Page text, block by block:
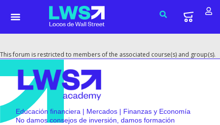
This forum is restricted to members of the associated course(s) and group(s).
Educación financiera | Mercados | Finanzas y Economía
No damos consejos de inversión, damos formación